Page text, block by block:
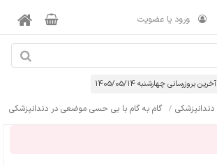
ورود یا عضویت
آخرین بروزرسانی چهارشنبه 1405/05/14
دندانپزشکی گام به گام با بی حسی موضعی در دندانپزشکی